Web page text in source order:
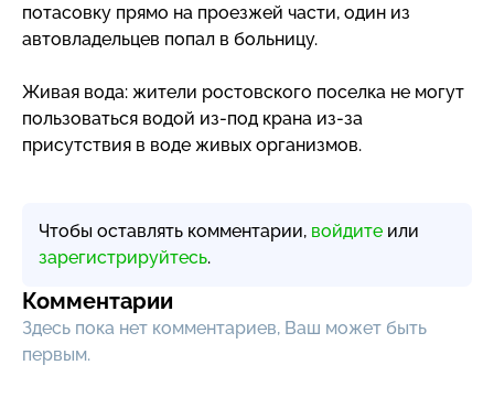
потасовку прямо на проезжей части, один из
автовладельцев попал в больницу.
Живая вода: жители ростовского поселка не могут
пользоваться водой из-под крана из-за
присутствия в воде живых организмов.
Чтобы оставлять комментарии, войдите или
зарегистрируйтесь.
Комментарии
Здесь пока нет комментариев, Ваш может быть
первым.